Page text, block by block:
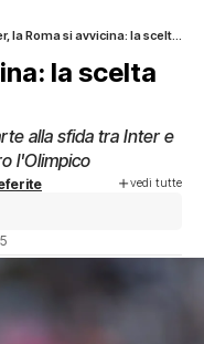
la Roma si avvicina: la scelta su Thuram
la scelta
alla sfida tra Inter e
l'Olimpico
vedi tutte